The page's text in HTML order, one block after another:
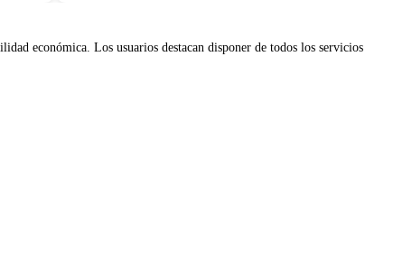
económica. Los usuarios destacan disponer de todos los servicios